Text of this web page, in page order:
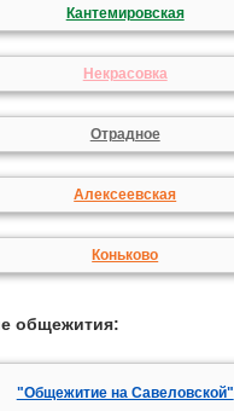
Кантемировская
Некрасовка
Отрадное
Алексеевская
Коньково
общежития:
"Общежитие на Савеловской"